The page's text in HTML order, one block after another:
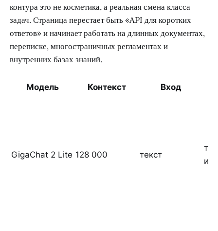
контура это не косметика, а реальная смена класса
задач. Страница перестает быть «API для коротких
ответов» и начинает работать на длинных документах,
переписке, многостраничных регламентах и
внутренних базах знаний.
Модель Контекст Вход
GigaChat 2 Lite 128 000 текст